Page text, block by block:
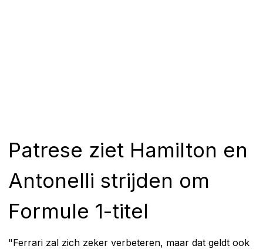
Patrese ziet Hamilton en
Antonelli strijden om
Formule 1-titel
"Ferrari zal zich zeker verbeteren, maar dat geldt ook